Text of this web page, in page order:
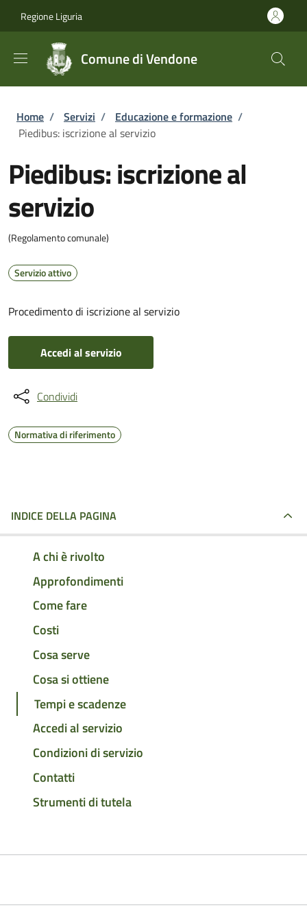
Regione Liguria
Comune di Vendone
Briciole di pane
Home / Servizi / Educazione e formazione /
Piedibus: iscrizione al servizio
Piedibus: iscrizione al
servizio
(Regolamento comunale)
Servizio attivo
Procedimento di iscrizione al servizio
Accedi al servizio
Condividi
Normativa di riferimento
INDICE DELLA PAGINA
A chi è rivolto
Approfondimenti
Come fare
Costi
Cosa serve
Cosa si ottiene
Tempi e scadenze
Accedi al servizio
Condizioni di servizio
Contatti
Strumenti di tutela